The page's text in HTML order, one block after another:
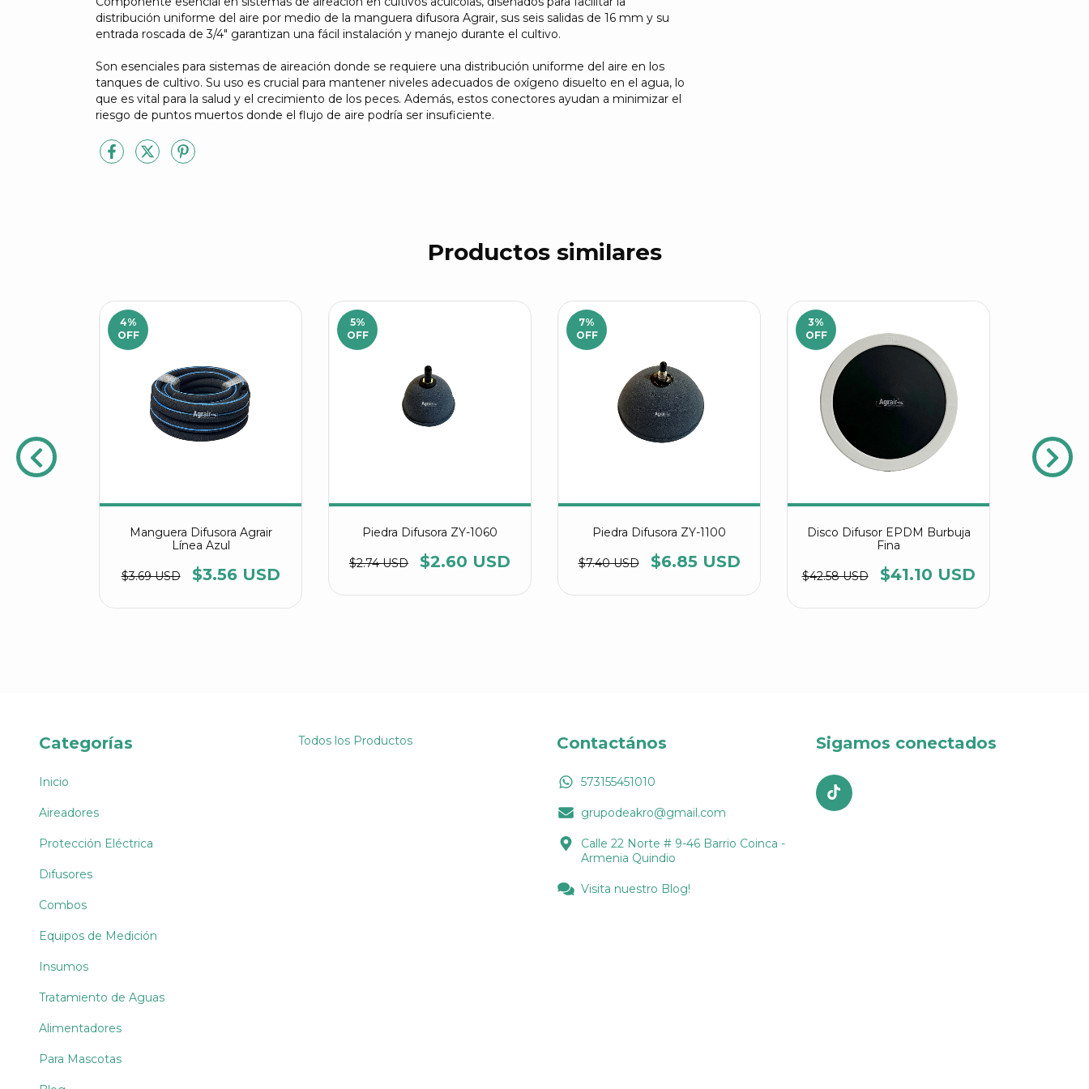
distribución uniforme del aire por medio de la manguera difusora Agrair, sus seis salidas de 16 mm y su
entrada roscada de 3/4" garantizan una fácil instalación y manejo durante el cultivo.
Son esenciales para sistemas de aireación donde se requiere una distribución uniforme del aire en los
tanques de cultivo. Su uso es crucial para mantener niveles adecuados de oxígeno disuelto en el agua, lo
que es vital para la salud y el crecimiento de los peces. Además, estos conectores ayudan a minimizar el
riesgo de puntos muertos donde el flujo de aire podría ser insuficiente.
Productos similares
4%
OFF
Manguera Difusora Agrair
Línea Azul
$3.69 USD $3.56 USD
5%
OFF
Piedra Difusora ZY-1060
$2.74 USD $2.60 USD
7%
OFF
Piedra Difusora ZY-1100
$7.40 USD $6.85 USD
3%
OFF
Disco Difusor EPDM Burbuja
Fina
$42.58 USD $41.10 USD
Categorías
Inicio
Aireadores
Protección Eléctrica
Difusores
Combos
Equipos de Medición
Insumos
Tratamiento de Aguas
Alimentadores
Para Mascotas
Todos los Productos Contactános
573155451010
grupodeakro@gmail.com
Calle 22 Norte # 9-46 Barrio Coinca -
Armenia Quindio
Visita nuestro Blog!
Sigamos conectados